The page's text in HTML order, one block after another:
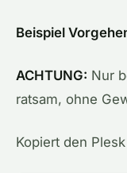
Beispiel
ACHTUNG: Nur
ratsam, ohne
Kopiert den